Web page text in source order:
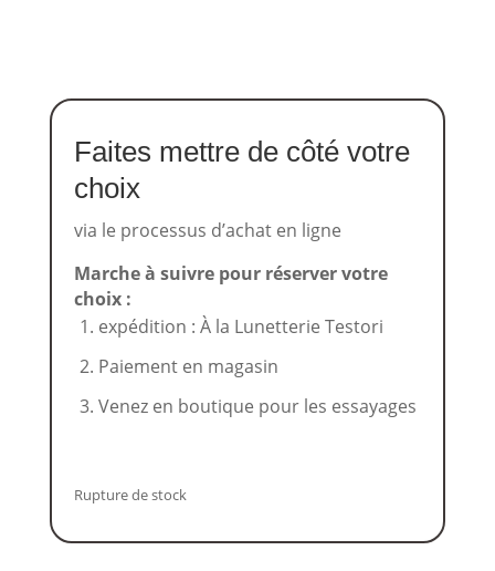
Faites mettre de côté votre
choix
via le processus d’achat en ligne
Marche à suivre pour réserver votre
choix :
expédition : À la Lunetterie Testori
Paiement en magasin
Venez en boutique pour les essayages
Rupture de stock